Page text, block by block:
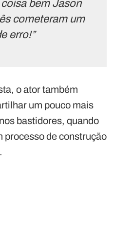
bem Jason
cometeram um
erro!”
o ator também
um pouco mais
bastidores, quando
processo de construção